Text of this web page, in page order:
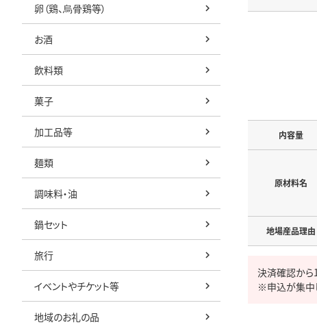
卵（鶏、烏骨鶏等）
お酒
飲料類
菓子
加工品等
麺類
調味料・油
鍋セット
旅行
イベントやチケット等
地域のお礼の品
内容量
原材料名
地場産品理由
決済確認か
※申込が集中